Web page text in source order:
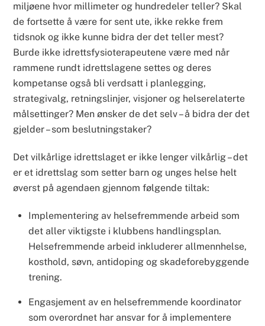
miljøene hvor millimeter og hundredeler teller? Skal
de fortsette å være for sent ute, ikke rekke frem
tidsnok og ikke kunne bidra der det teller mest?
Burde ikke idrettsfysioterapeutene være med når
rammene rundt idrettslagene settes og deres
kompetanse også bli verdsatt i planlegging,
strategivalg, retningslinjer, visjoner og helserelaterte
målsettinger? Men ønsker de det selv – å bidra der det
gjelder – som beslutningstaker?
Det vilkårlige idrettslaget er ikke lenger vilkårlig – det
er et idrettslag som setter barn og unges helse helt
øverst på agendaen gjennom følgende tiltak:
Implementering av helsefremmende arbeid som
det aller viktigste i klubbens handlingsplan.
Helsefremmende arbeid inkluderer allmennhelse,
kosthold, søvn, antidoping og skadeforebyggende
trening.
Engasjement av en helsefremmende koordinator
som overordnet har ansvar for å implementere